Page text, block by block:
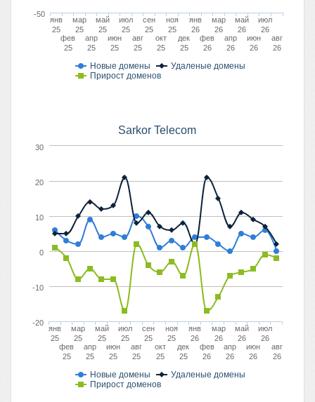
Новые домены
Удаленые домены
Прирост доменов
янв
25
фев
25
мар
25
апр
25
май
25
июн
25
июл
25
авг
25
сен
25
окт
25
ноя
25
дек
25
янв
26
фев
26
мар
26
апр
26
май
26
июн
26
июл
26
авг
26
-50
Sarkor Telecom
Новые домены
Удаленые домены
Прирост доменов
янв
25
фев
25
мар
25
апр
25
май
25
июн
25
июл
25
авг
25
сен
25
окт
25
ноя
25
дек
25
янв
26
фев
26
мар
26
апр
26
май
26
июн
26
июл
26
авг
26
-20
-10
0
10
20
30